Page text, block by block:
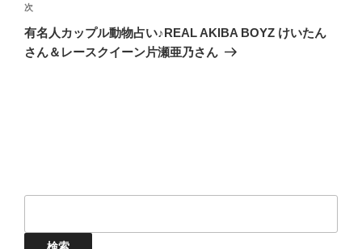
ー
シ
ョ
次
の
投
次
有名人カップル動物占い♪REAL AKIBA BOYZ けいたん
さん＆レースクイーン片瀬亜乃さん